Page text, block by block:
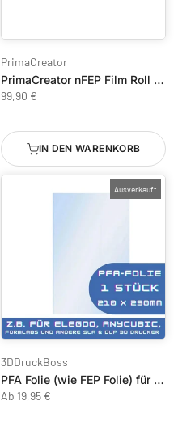
PrimaCreator
PrimaCreator nFEP Film Roll 30 x 160 cm
99,90 €
IN DEN WARENKORB
Ausverkauft
3DDruckBoss
PFA Folie (wie FEP Folie) für Anycubic, Elegoo, Formlabs, SLA, DLP
Ab 19,95 €